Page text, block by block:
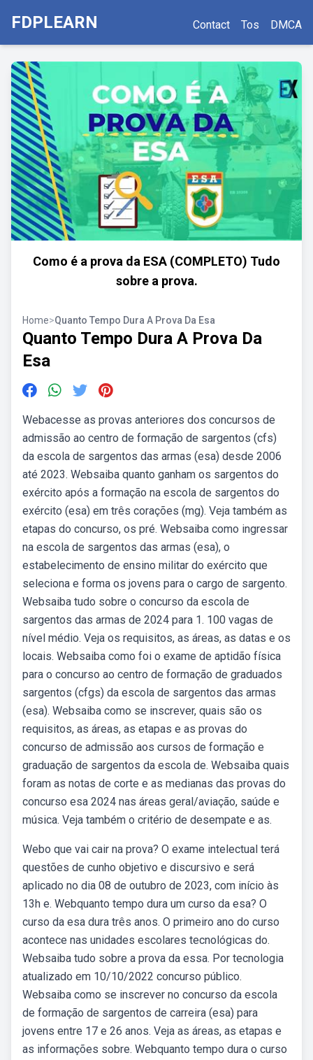
FDPLEARN Contact Tos DMCA
Como é a prova da ESA (COMPLETO) Tudo
sobre a prova.
Home>Quanto Tempo Dura A Prova Da Esa
Quanto Tempo Dura A Prova Da
Esa
Webacesse as provas anteriores dos concursos de
admissão ao centro de formação de sargentos (cfs)
da escola de sargentos das armas (esa) desde 2006
até 2023. Websaiba quanto ganham os sargentos do
exército após a formação na escola de sargentos do
exército (esa) em três corações (mg). Veja também as
etapas do concurso, os pré. Websaiba como ingressar
na escola de sargentos das armas (esa), o
estabelecimento de ensino militar do exército que
seleciona e forma os jovens para o cargo de sargento.
Websaiba tudo sobre o concurso da escola de
sargentos das armas de 2024 para 1. 100 vagas de
nível médio. Veja os requisitos, as áreas, as datas e os
locais. Websaiba como foi o exame de aptidão física
para o concurso ao centro de formação de graduados
sargentos (cfgs) da escola de sargentos das armas
(esa). Websaiba como se inscrever, quais são os
requisitos, as áreas, as etapas e as provas do
concurso de admissão aos cursos de formação e
graduação de sargentos da escola de. Websaiba quais
foram as notas de corte e as medianas das provas do
concurso esa 2024 nas áreas geral/aviação, saúde e
música. Veja também o critério de desempate e as.
Webo que vai cair na prova? O exame intelectual terá
questões de cunho objetivo e discursivo e será
aplicado no dia 08 de outubro de 2023, com início às
13h e. Webquanto tempo dura um curso da esa? O
curso da esa dura três anos. O primeiro ano do curso
acontece nas unidades escolares tecnológicas do.
Websaiba tudo sobre a prova da essa. Por tecnologia
atualizado em 10/10/2022 concurso público.
Websaiba como se inscrever no concurso da escola
de formação de sargentos de carreira (esa) para
jovens entre 17 e 26 anos. Veja as áreas, as etapas e
as informações sobre. Webquanto tempo dura o curso